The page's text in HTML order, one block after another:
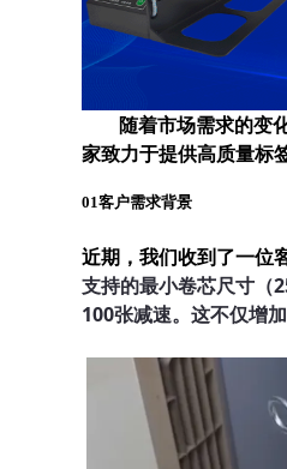
随着市场需求的变
家致力于提供高质量标
01客户需求背景
近期，我们收到了一位
支持的最小卷芯尺寸（
100张减速。这不仅增